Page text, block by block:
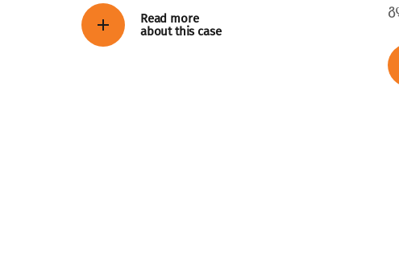
Read more
about this case